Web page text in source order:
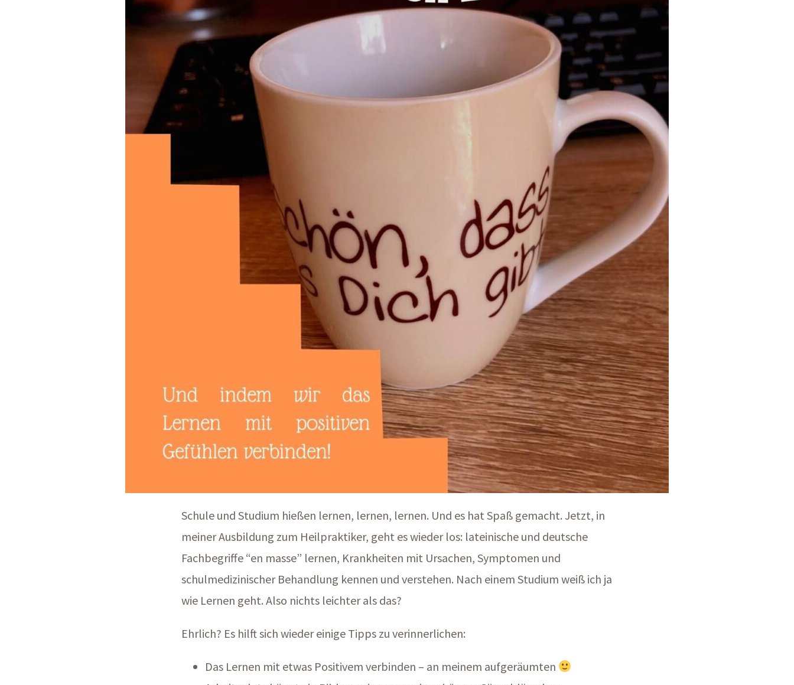
Schule und Studium hießen lernen, lernen, lernen. Und es hat Spaß gemacht. Jetzt, in
meiner Ausbildung zum Heilpraktiker, geht es wieder los: lateinische und deutsche
Fachbegriffe “en masse” lernen, Krankheiten mit Ursachen, Symptomen und
schulmedizinischer Behandlung kennen und verstehen. Nach einem Studium weiß ich ja
wie Lernen geht. Also nichts leichter als das?
Ehrlich? Es hilft sich wieder einige Tipps zu verinnerlichen:
Das Lernen mit etwas Positivem verbinden – an meinem aufgeräumten